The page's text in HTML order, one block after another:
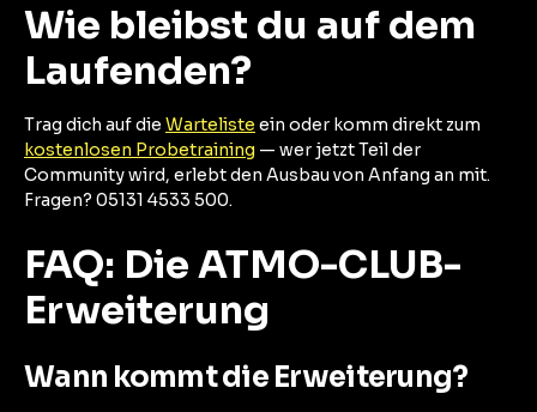
Wie bleibst du auf dem
Laufenden?
Trag dich auf die Warteliste ein oder komm direkt zum
kostenlosen Probetraining — wer jetzt Teil der
Community wird, erlebt den Ausbau von Anfang an mit.
Fragen? 05131 4533 500.
FAQ: Die ATMO-CLUB-
Erweiterung
Wann kommt die Erweiterung?